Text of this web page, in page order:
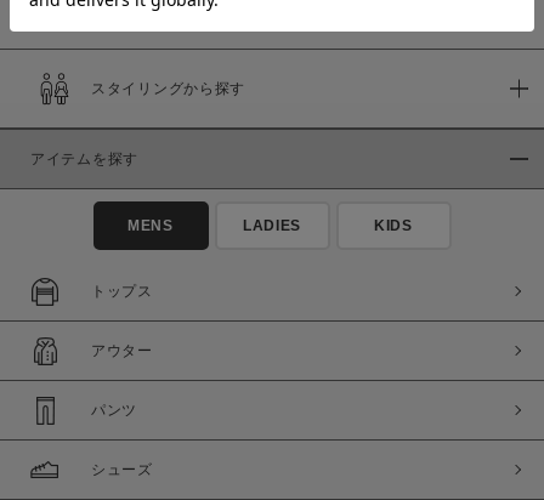
商品タイプ
通常商品
セール価格
在庫
在庫あり
予約商品
スタイリングから探す
アイテムを探す
MENS LADIES KIDS
トップス
アウター
パンツ
シューズ